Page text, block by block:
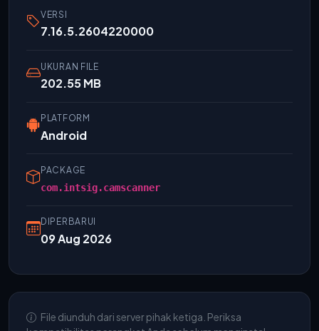
VERSI
7.16.5.2604220000
UKURAN FILE
202.55 MB
PLATFORM
Android
PACKAGE
com.intsig.camscanner
DIPERBARUI
09 Aug 2026
File diunduh dari server pihak ketiga. Periksa